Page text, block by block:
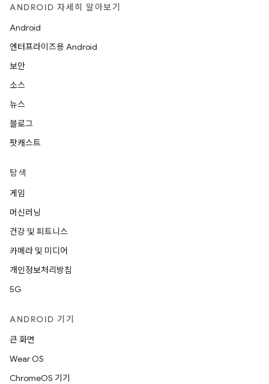
ANDROID 자세히 알아보기
Android
엔터프라이즈용 Android
보안
소스
뉴스
블로그
팟캐스트
탐색
게임
머신러닝
건강 및 피트니스
카메라 및 미디어
개인정보처리방침
5G
ANDROID 기기
큰 화면
Wear OS
ChromeOS 기기